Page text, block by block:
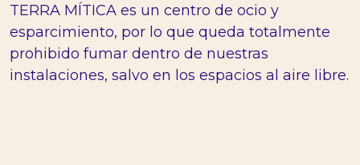
TERRA MÍTICA es un centro de ocio y
esparcimiento, por lo que queda totalmente
prohibido fumar dentro de nuestras
instalaciones, salvo en los espacios al aire libre.